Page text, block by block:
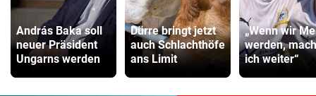
András Baka soll
neuer Präsident
Ungarns werden
Dürre bringt jetzt
auch Schlachthöfe
ans Limit
„Wenn wir
werden,
ich weiter“